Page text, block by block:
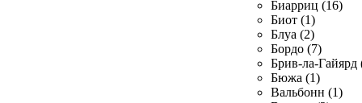
Биарриц (16)
Биот (1)
Блуа (2)
Бордо (7)
Брив-ла-Гайярд
Бюжа (1)
Вальбонн (1)